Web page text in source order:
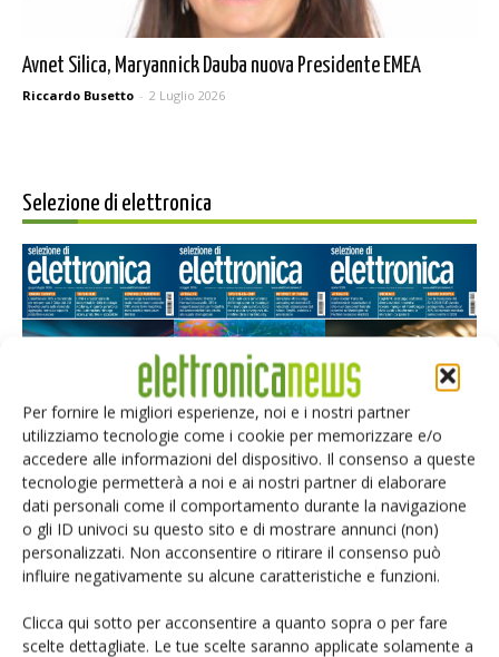
Per fornire le migliori esperienze, noi e i nostri partner
utilizziamo tecnologie come i cookie per memorizzare e/o
accedere alle informazioni del dispositivo. Il consenso a queste
tecnologie permetterà a noi e ai nostri partner di elaborare
dati personali come il comportamento durante la navigazione
o gli ID univoci su questo sito e di mostrare annunci (non)
personalizzati. Non acconsentire o ritirare il consenso può
influire negativamente su alcune caratteristiche e funzioni.
Clicca qui sotto per acconsentire a quanto sopra o per fare
scelte dettagliate. Le tue scelte saranno applicate solamente a
Avnet Silica, Maryannick Dauba nuova Presidente EMEA
Riccardo Busetto - 2 Luglio 2026
Selezione di elettronica
Edicola web
PCB Magazine